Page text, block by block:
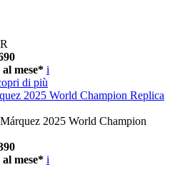
mese* i
di più
2025 World Champion Replica
2025 World Champion
mese* i